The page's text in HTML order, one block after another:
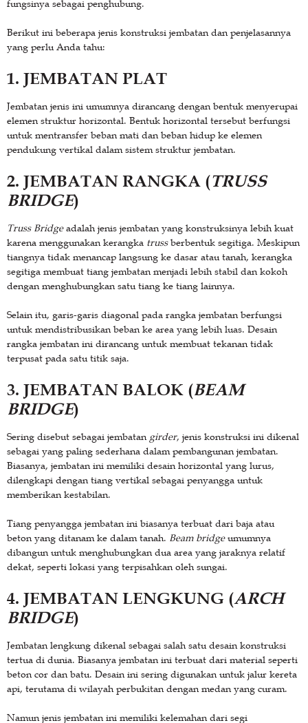
fungsinya sebagai penghubung.
Berikut ini beberapa jenis konstruksi jembatan dan penjelasannya
yang perlu Anda tahu:
1. JEMBATAN PLAT
Jembatan jenis ini umumnya dirancang dengan bentuk menyerupai
elemen struktur horizontal. Bentuk horizontal tersebut berfungsi
untuk mentransfer beban mati dan beban hidup ke elemen
pendukung vertikal dalam sistem struktur jembatan.
2. JEMBATAN RANGKA (TRUSS
BRIDGE)
Truss Bridgeadalah jenis jembatan yang konstruksinya lebih kuat
karena menggunakan kerangka trussberbentuk segitiga. Meskipun
tiangnya tidak menancap langsung ke dasar atau tanah, kerangka
segitiga membuat tiang jembatan menjadi lebih stabil dan kokoh
dengan menghubungkan satu tiang ke tiang lainnya.
Selain itu, garis-garis diagonal pada rangka jembatan berfungsi
untuk mendistribusikan beban ke area yang lebih luas. Desain
rangka jembatan ini dirancang untuk membuat tekanan tidak
terpusat pada satu titik saja.
3. JEMBATAN BALOK (BEAM
BRIDGE)
Sering disebut sebagai jembatan girder, jenis konstruksi ini dikenal
sebagai yang paling sederhana dalam pembangunan jembatan.
Biasanya, jembatan ini memiliki desain horizontal yang lurus,
dilengkapi dengan tiang vertikal sebagai penyangga untuk
memberikan kestabilan.
Tiang penyangga jembatan ini biasanya terbuat dari baja atau
beton yang ditanam ke dalam tanah. Beam bridgeumumnya
dibangun untuk menghubungkan dua area yang jaraknya relatif
dekat, seperti lokasi yang terpisahkan oleh sungai.
4. JEMBATAN LENGKUNG (ARCH
BRIDGE)
Jembatan lengkung dikenal sebagai salah satu desain konstruksi
tertua di dunia. Biasanya jembatan ini terbuat dari material seperti
beton cor dan batu. Desain ini sering digunakan untuk jalur kereta
api, terutama di wilayah perbukitan dengan medan yang curam.
Namun jenis jembatan ini memiliki kelemahan dari segi